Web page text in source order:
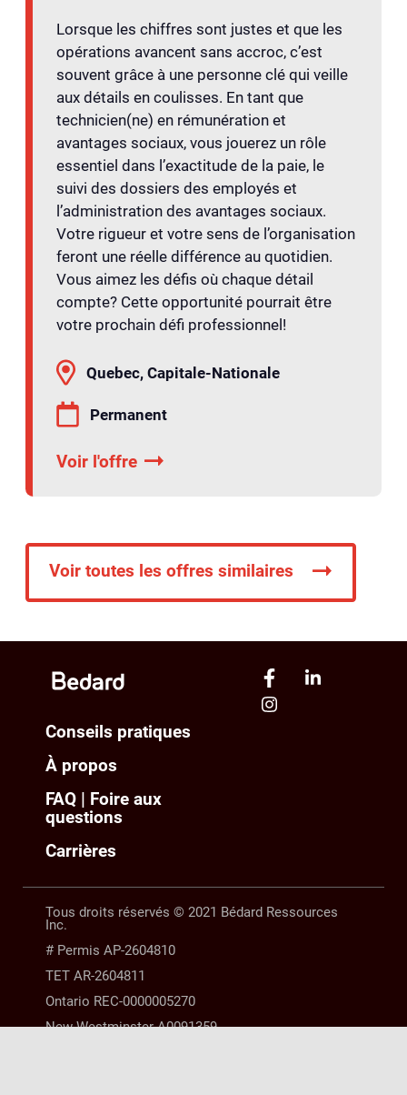
Lorsque les chiffres sont justes et que les
opérations avancent sans accroc, c’est
souvent grâce à une personne clé qui veille
aux détails en coulisses. En tant que
technicien(ne) en rémunération et
avantages sociaux, vous jouerez un rôle
essentiel dans l’exactitude de la paie, le
suivi des dossiers des employés et
l’administration des avantages sociaux.
Votre rigueur et votre sens de l’organisation
feront une réelle différence au quotidien.
Vous aimez les défis où chaque détail
compte? Cette opportunité pourrait être
votre prochain défi professionnel!
Quebec, Capitale-Nationale
Permanent
Voir l'offre
Voir toutes les offres similaires
Conseils pratiques
À propos
FAQ | Foire aux
questions
Carrières
Tous droits réservés © 2021 Bédard Ressources
Inc.
# Permis AP-2604810
TET AR-2604811
Ontario REC-0000005270
New Westminster A0091359